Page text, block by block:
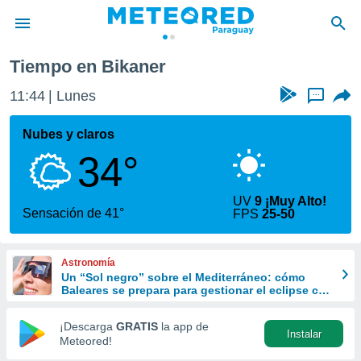
de
ha
calidad.
a este
las
y
forma
digital
basada
Tiempo en Bikaner
11:44 Lunes ...
Nubes y claros
34°
Sensación de 41°
UV9 ¡Muy Alto!
FPS25-50
Astronomía
Un “Sol negro” sobre el Mediterráneo: cómo
Baleares se prepara para gestionar el eclipse con
¡Descarga GRATIS la app de
Meteored!
Instalar